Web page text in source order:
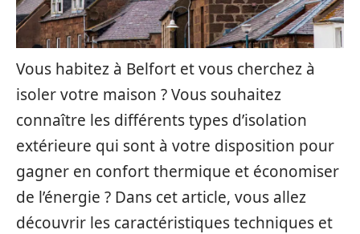
Vous habitez à Belfort et vous cherchez à
isoler votre maison ? Vous souhaitez
connaître les différents types d’isolation
extérieure qui sont à votre disposition pour
gagner en confort thermique et économiser
de l’énergie ? Dans cet article, vous allez
découvrir les caractéristiques techniques et